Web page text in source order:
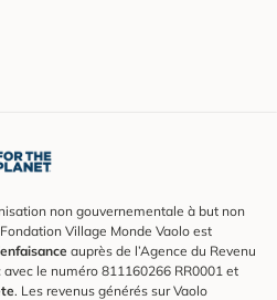
non gouvernementale à but non
Village Monde Vaolo est
auprès de l’Agence du Revenu
le numéro 811160266 RR0001 et
. Les revenus générés sur Vaolo